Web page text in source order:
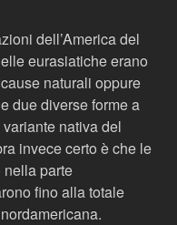
dell’America del
eurasiatiche erano
naturali oppure
due diverse forme a
nativa del
invece certo è che le
parte
fino alla totale